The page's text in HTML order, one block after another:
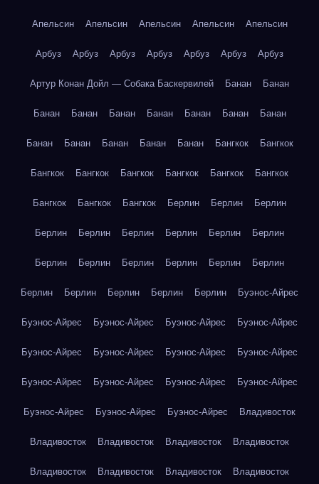
Апельсин Апельсин Апельсин Апельсин Апельсин
Арбуз Арбуз Арбуз Арбуз Арбуз Арбуз Арбуз
Артур Конан Дойл — Собака Баскервилей Банан Банан
Банан Банан Банан Банан Банан Банан Банан
Банан Банан Банан Банан Банан Бангкок Бангкок
Бангкок Бангкок Бангкок Бангкок Бангкок Бангкок
Бангкок Бангкок Бангкок Берлин Берлин Берлин
Берлин Берлин Берлин Берлин Берлин Берлин
Берлин Берлин Берлин Берлин Берлин Берлин
Берлин Берлин Берлин Берлин Берлин Буэнос-Айрес
Буэнос-Айрес Буэнос-Айрес Буэнос-Айрес Буэнос-Айрес
Буэнос-Айрес Буэнос-Айрес Буэнос-Айрес Буэнос-Айрес
Буэнос-Айрес Буэнос-Айрес Буэнос-Айрес Буэнос-Айрес
Буэнос-Айрес Буэнос-Айрес Буэнос-Айрес Владивосток
Владивосток Владивосток Владивосток Владивосток
Владивосток Владивосток Владивосток Владивосток